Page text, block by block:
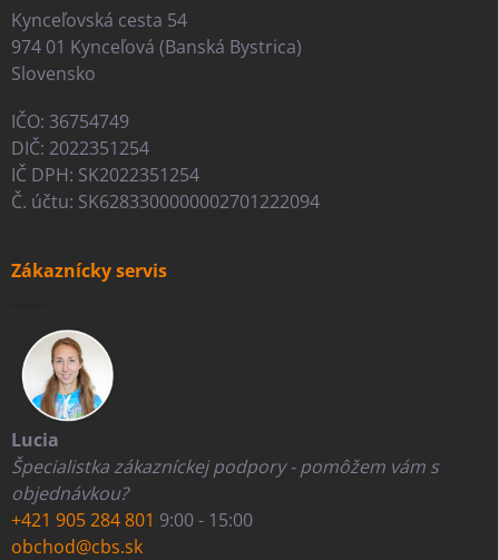
Kynceľovská cesta 54
974 01 Kynceľová (Banská Bystrica)
Slovensko
IČO: 36754749
DIČ: 2022351254
IČ DPH: SK2022351254
Č. účtu: SK6283300000002701222094
Zákaznícky servis
Lucia
Špecialistka zákazníckej podpory - pomôžem vám s
objednávkou?
+421 905 284 801 9:00 - 15:00
obchod@cbs.sk